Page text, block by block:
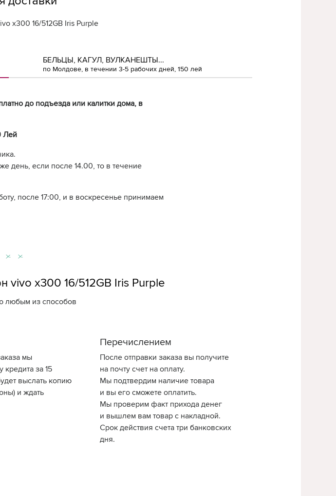
x300 16/512GB Iris Purple
БЕЛЬЦЫ, КАГУЛ, ВУЛКАНЕШТЫ...
по Молдове, в течении 3-5 рабочих дней, 150 лей
до подъезда или калитки дома, в
Лей
день, если после 14.00, то в течение
после 17:00, и в воскресенье принимаем
x300 16/512GB Iris Purple
любым из способов
мы
кредита за 15
выслать копию
и ждать
Перечислением
После отправки заказа вы получите
на почту счет на оплату.
Мы подтвердим наличие товара
и вы его сможете оплатить.
Мы проверим факт прихода денег
и вышлем вам товар с накладной.
Срок действия счета три банковских
дня.